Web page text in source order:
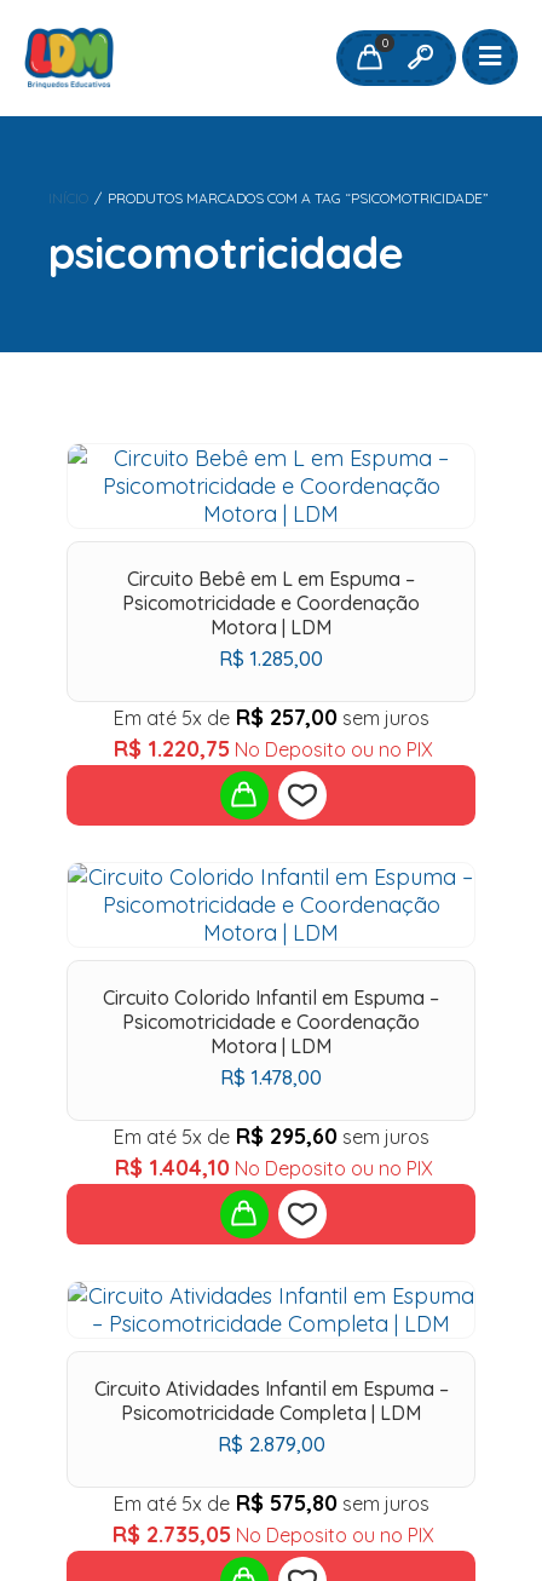
0
INÍCIO / PRODUTOS MARCADOS COM A TAG “PSICOMOTRICIDADE”
psicomotricidade
Circuito Bebê em L em Espuma –
Psicomotricidade e Coordenação
Motora | LDM
R$ 1.285,00
Em até 5x de R$ 257,00 sem juros
R$ 1.220,75 No Deposito ou no PIX
Add
to
wishlist
Circuito Colorido Infantil em Espuma –
Psicomotricidade e Coordenação
Motora | LDM
R$ 1.478,00
Em até 5x de R$ 295,60 sem juros
R$ 1.404,10 No Deposito ou no PIX
Add
to
wishlist
Circuito Atividades Infantil em Espuma –
Psicomotricidade Completa | LDM
R$ 2.879,00
Em até 5x de R$ 575,80 sem juros
R$ 2.735,05 No Deposito ou no PIX